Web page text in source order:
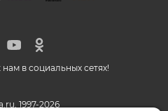
в социальных сетях!
1997-2026